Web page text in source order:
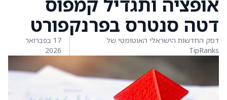
דטה סנטרס בפרנקפורט
דסק החדשות הישראלי האוטומטי של
TipRanks
17 בפברואר
2026